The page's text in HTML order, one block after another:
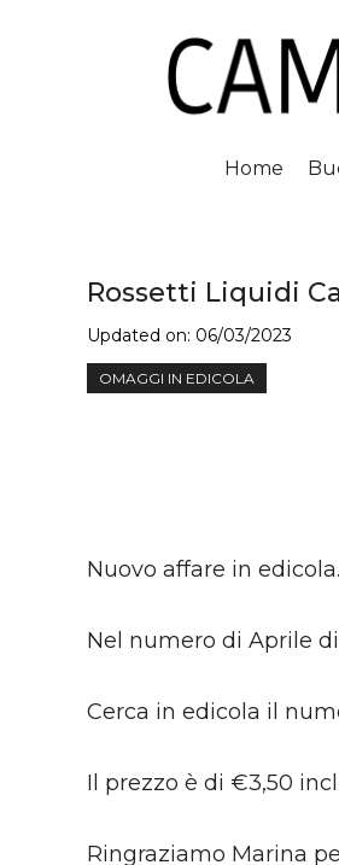
Home
Rossetti Liquidi
Updated on: 06/03/2023
OMAGGI IN EDICOLA
Nuovo affare in edicola.
Nel numero di Aprile
Cerca in edicola il
Il prezzo è di €3,50
Ringraziamo Marina